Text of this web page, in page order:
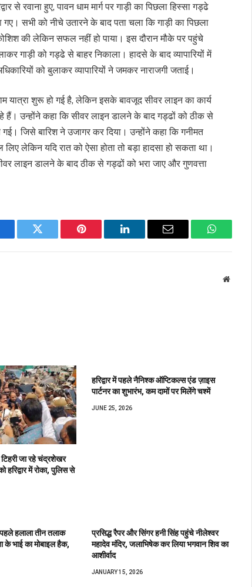
से रवाना हुए, पावन धाम मार्ग पर गाड़ी का पिछला हिस्सा गड्ढे
सभी को नीचे उतारने के बाद पता चला कि गाड़ी का पिछला
की लेकिन सफल नहीं हो पाया। इस दौरान मौके पर पहुंचे
गाड़ी को गड्ढे से बाहर निकाला। हादसे के बाद व्यापारियों में
को बुलाकर व्यापारियों ने जमकर नाराजगी जताई।
यात्रा शुरू हो गई है, लेकिन इसके बावजूद सीवर लाइन का कार्य
हैं। उन्होंने कहा कि सीवर लाइन डालने के बाद गड्ढों को ठीक से
जिसे बारिश ने उजागर कर दिया। उन्होंने कहा कि गनीमत
लेकिन यदि रात को ऐसा होता तो बड़ा हादसा हो सकता था।
लाइन डालने के बाद ठीक से गड्ढों को भरा जाए और गुणवत्ता
Twitter Pinterest LinkedIn Email WhatsApp
Website
जा रहे चंद्रशेखर
में रोका, पुलिस से
हरिद्वार में पहले नैनिश्क ऑप्टिकल्स एंड ज़ाइस
पार्टनर का शुभारंभ, कम दामों पर मिलेंगे चश्में
JUNE 25, 2026
हलाला तीन तलाक
के भाई का मोबाइल हैक,
प्रसिद्ध रैपर और सिंगर हनी सिंह पहुंचे नीलेश्वर
महादेव मंदिर, जलाभिषेक कर लिया भगवान शिव का
आशीर्वाद
JANUARY 15, 2026